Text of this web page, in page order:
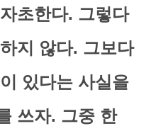
초한다. 그렇다
지 않다. 그보다
있다는 사실을
쓰자. 그중 한